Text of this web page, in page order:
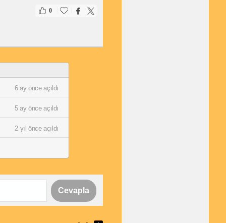
0
6 ay önce açıldı
5 ay önce açıldı
2 yıl önce açıldı
Cevapla